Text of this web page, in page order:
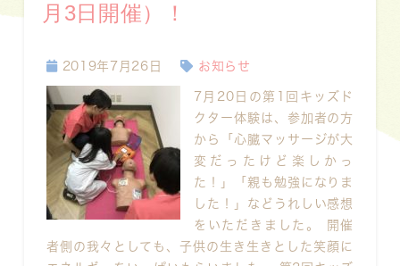
月3日開催）！
2019年7月26日 お知らせ
7月20日の第1回キッズド
クター体験は、参加者の方
から「心臓マッサージが大
変だったけど楽しかっ
た！」「親も勉強になりま
した！」などうれしい感想
をいただきました。 開催
者側の我々としても、子供の生き生きとした笑顔に